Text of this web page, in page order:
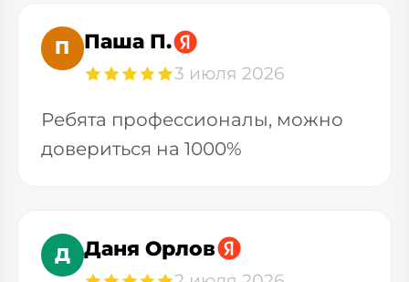
П Паша П.
3 июля 2026
Ребята профессионалы, можно
довериться на 1000%
Д Даня Орлов